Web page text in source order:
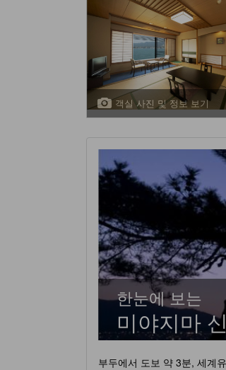
객실 사진 및 정보 보기
한눈에 보는
미야지마
부두에서 도보 약 3분, 세계